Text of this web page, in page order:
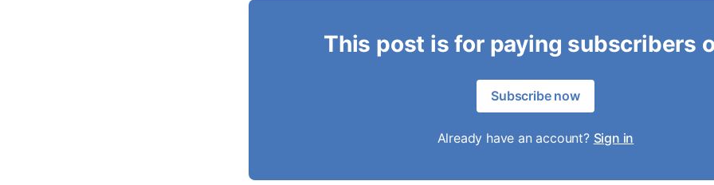
This post is for paying subscribers
Subscribe now
Already have an account? Sign in